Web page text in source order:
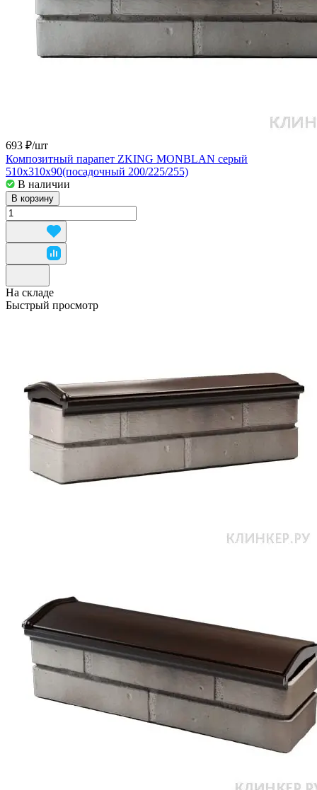
693 ₽/шт
Композитный парапет ZKING MONBLAN серый
510x310x90(посадочный 200/225/255)
В наличии
В корзину
На складе
Быстрый просмотр